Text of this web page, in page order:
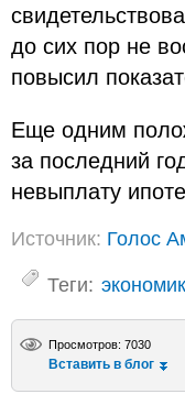
до сих пор не
повысил
Еще одним
за последний
невыплату
Источник: Голос
Теги:
Просмотров: 7030
Вставить в блог